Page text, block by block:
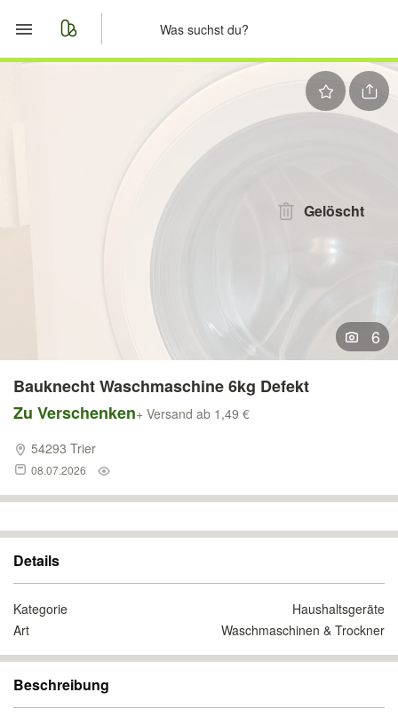
Nachrichten
Anzeige aufgeben
Gelöscht
6
Bauknecht Waschmaschine 6kg Defekt
Zu Verschenken+ Versand ab 1,49 €
54293 Trier
08.07.2026
Details
Kategorie
Haushaltsgeräte
Art
Waschmaschinen & Trockner
Beschreibung